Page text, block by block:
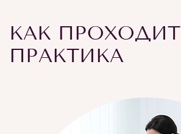
КАК ПРОХОДИТ
ПРАКТИКА